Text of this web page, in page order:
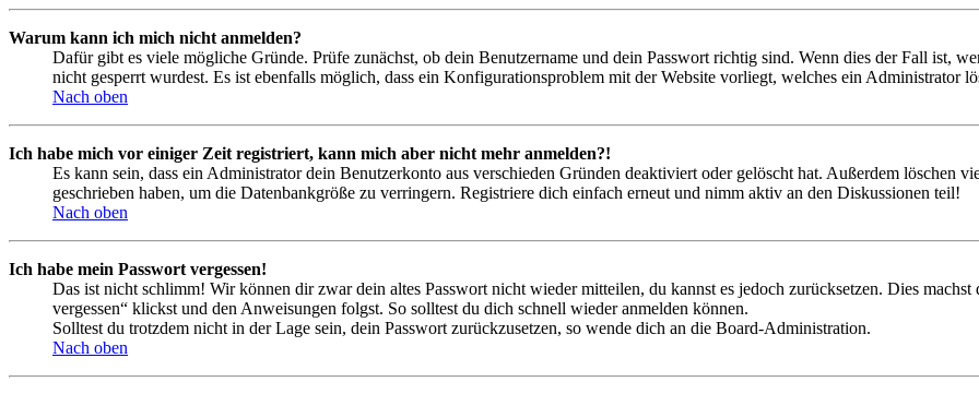
Warum kann ich mich nicht anmelden?
Dafür gibt es viele mögliche Gründe. Prüfe zunächst, ob dein Benutzername und dein Passwort richtig sind. Wenn dies der Fall ist,
nicht gesperrt wurdest. Es ist ebenfalls möglich, dass ein Konfigurationsproblem mit der Website vorliegt, welches ein Administrator
Nach oben
Ich habe mich vor einiger Zeit registriert, kann mich aber nicht mehr anmelden?!
Es kann sein, dass ein Administrator dein Benutzerkonto aus verschieden Gründen deaktiviert oder gelöscht hat. Außerdem löschen
geschrieben haben, um die Datenbankgröße zu verringern. Registriere dich einfach erneut und nimm aktiv an den Diskussionen teil!
Nach oben
Ich habe mein Passwort vergessen!
Das ist nicht schlimm! Wir können dir zwar dein altes Passwort nicht wieder mitteilen, du kannst es jedoch zurücksetzen. Dies
vergessen“ klickst und den Anweisungen folgst. So solltest du dich schnell wieder anmelden können.
Solltest du trotzdem nicht in der Lage sein, dein Passwort zurückzusetzen, so wende dich an die Board-Administration.
Nach oben